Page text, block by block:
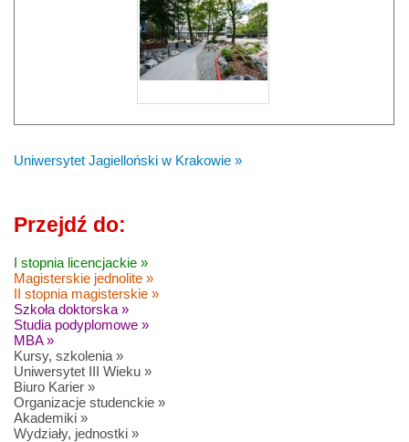
Uniwersytet Jagielloński w Krakowie »
Przejdź do:
I stopnia licencjackie »
Magisterskie jednolite »
II stopnia magisterskie »
Szkoła doktorska »
Studia podyplomowe »
MBA »
Kursy, szkolenia »
Uniwersytet III Wieku »
Biuro Karier »
Organizacje studenckie »
Akademiki »
Wydziały, jednostki »